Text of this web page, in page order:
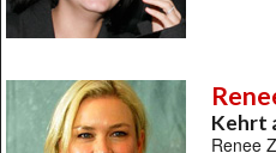
Kehrt
Renee